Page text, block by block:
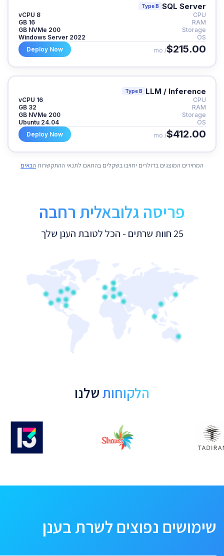
SQL Server
Type B
CPU
8 vCPU
RAM
16 GB
Storage
200 GB NVMe
OS
Windows Server 2022
$215.00
/ mo
Deploy Now
LLM / Inference
Type B
CPU
16 vCPU
RAM
32 GB
Storage
200 GB NVMe
OS
Ubuntu 24.04
$412.00
/ mo
Deploy Now
המחירים המוצגים בדולרים יחויבו בשקלים בהתאם לתנאי ההתקשרות הבאים
פריסה גלובאלית רחבה
25 חוות שרתים - הכל לטובת הענן שלך
הלקוחותשלנו
שימושים נפוצים לשרת בענן